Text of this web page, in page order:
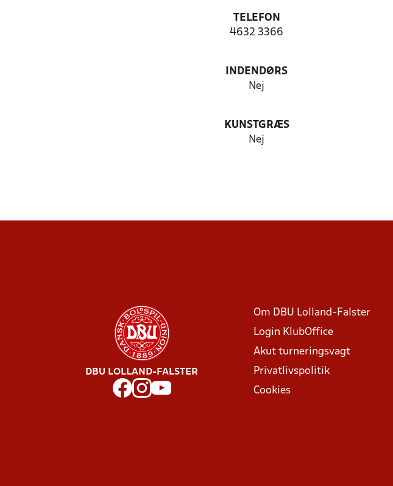
TELEFON
4632 3366
INDENDØRS
Nej
KUNSTGRÆS
Nej
DBU LOLLAND-FALSTER
Om DBU Lolland-Falster
Login KlubOffice
Akut turneringsvagt
Privatlivspolitik
Cookies